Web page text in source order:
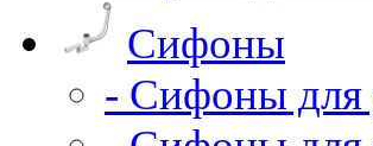
Сифоны
- Сифоны для